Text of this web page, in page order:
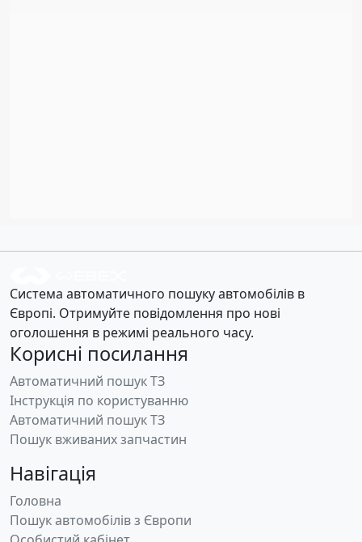
Система автоматичного пошуку автомобілів в
Європі. Отримуйте повідомлення про нові
оголошення в режимі реального часу.
Корисні посилання
Автоматичний пошук ТЗ
Інструкція по користуванню
Автоматичний пошук ТЗ
Пошук вживаних запчастин
Навігація
Головна
Пошук автомобілів з Європи